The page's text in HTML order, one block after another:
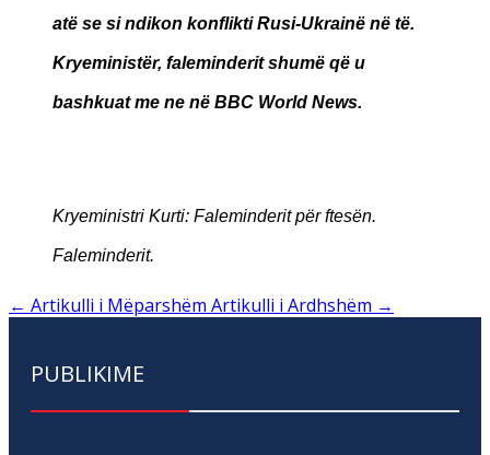
atë se si ndikon konflikti Rusi-Ukrainë në të.
Kryeministër, faleminderit shumë që u
bashkuat me ne në BBC World News.
Kryeministri Kurti: Faleminderit për ftesën.
Faleminderit.
← Artikulli i Mëparshëm Artikulli i Ardhshëm →
PUBLIKIME